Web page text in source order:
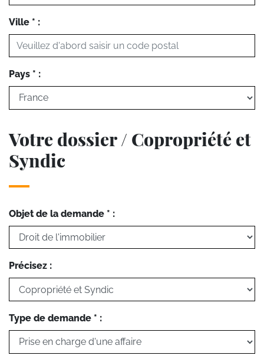
Ville * :
Pays * :
Votre dossier / Copropriété et
Syndic
Objet de la demande * :
Précisez :
Type de demande * :